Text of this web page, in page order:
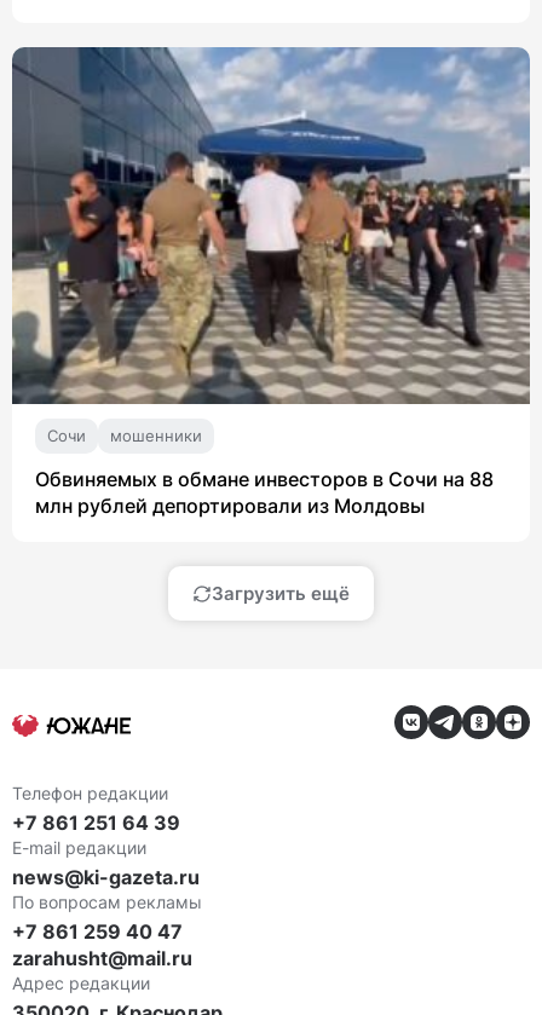
Сочи мошенники
Обвиняемых в обмане инвесторов в Сочи на 88
млн рублей депортировали из Молдовы
Загрузить ещё
Телефон редакции
+7 861 251 64 39
E-mail редакции
news@ki-gazeta.ru
По вопросам рекламы
+7 861 259 40 47
zarahusht@mail.ru
Адрес редакции